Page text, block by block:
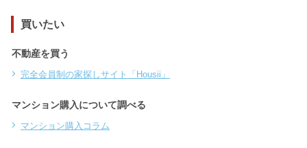
買いたい
不動産を買う
完全会員制の家探しサイト「Housii」
マンション購入について調べる
マンション購入コラム